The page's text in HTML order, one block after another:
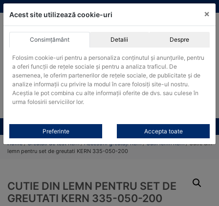
Skip
to
Produsele pot fi achizitionate si in sistemul SEAP / SICAP
Products
search
CAUTARE
Toate produsele CONTACT
Home/Greutati de test Kern/Accesorii greutăți Kern/Cutii lemn Kern/ Cutie din
lemn pentru set de greutati KERN 335-050-200
CUTIE DIN LEMN PENTRU SET DE
GREUTATI KERN 335-050-200
Acest site utilizează cookie-uri ×
Consimțământ Detalii Despre
Folosim cookie-uri pentru a personaliza conținutul și anunțurile, pentru
a oferi funcții de rețele sociale și pentru a analiza traficul. De
asemenea, le oferim partenerilor de rețele sociale, de publicitate și de
analize informații cu privire la modul în care folosiți site-ul nostru.
Aceștia le pot combina cu alte informații oferite de dvs. sau culese în
urma folosirii serviciilor lor.
Preferinte Accepta toate